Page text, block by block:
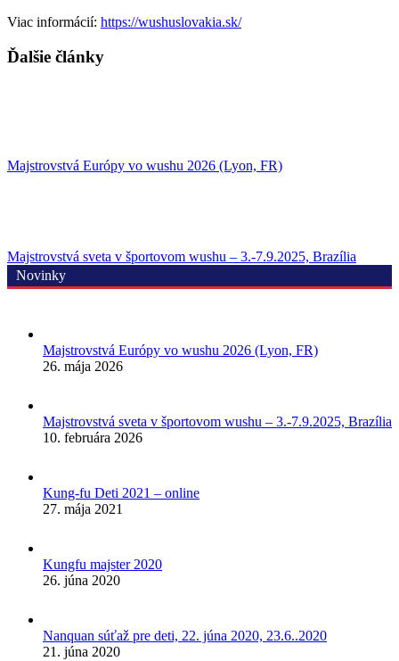
Viac informácií: https://wushuslovakia.sk/
Ďalšie články
Majstrovstvá Európy vo wushu 2026 (Lyon, FR)
Majstrovstvá sveta v športovom wushu – 3.-7.9.2025, Brazília
Novinky
Majstrovstvá Európy vo wushu 2026 (Lyon, FR)
26. mája 2026
Majstrovstvá sveta v športovom wushu – 3.-7.9.2025, Brazília
10. februára 2026
Kung-fu Deti 2021 – online
27. mája 2021
Kungfu majster 2020
26. júna 2020
Nanquan súťaž pre deti, 22. júna 2020, 23.6..2020
21. júna 2020